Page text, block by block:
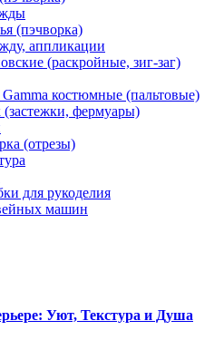
(пэчворка)
аппликации
(раскройные, зиг-заг)
костюмные (пальтовые)
(застежки, фермуары)
(отрезы)
для рукоделия
машин
Уют, Текстура и Душа